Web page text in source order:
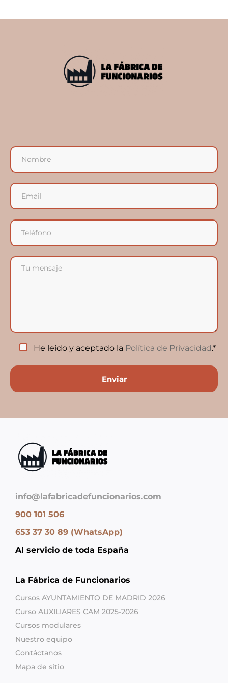
He leído y aceptado la Política de Privacidad.*
info@lafabricadefuncionarios.com
900 101 506
653 37 30 89 (WhatsApp)
Al servicio de toda España
La Fábrica de Funcionarios
Cursos AYUNTAMIENTO DE MADRID 2026
Curso AUXILIARES CAM 2025-2026
Cursos modulares
Nuestro equipo
Contáctanos
Mapa de sitio